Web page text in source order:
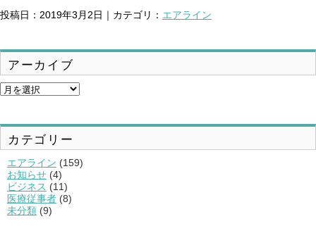
投稿日：2019年3月2日｜カテゴリ： エアライン
アーカイブ
ア
ー
イ
カテゴリー
エアライン (159)
お知らせ (4)
ビジネス (11)
医療従事者 (8)
未分類 (9)